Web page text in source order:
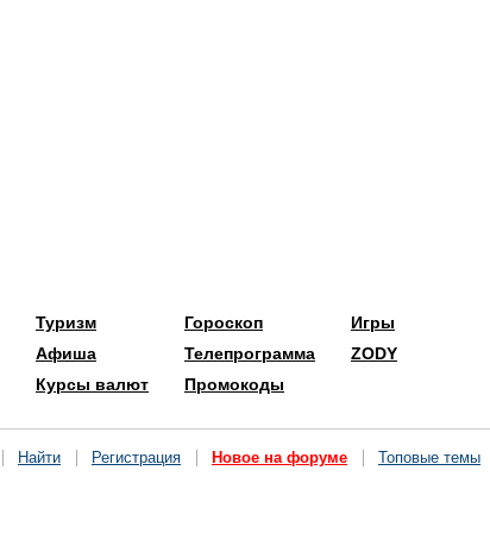
Туризм
Афиша
Курсы валют
Гороскоп
Телепрограмма
Промокоды
Игры
ZODY
Найти Регистрация Новое на форуме Топовые темы